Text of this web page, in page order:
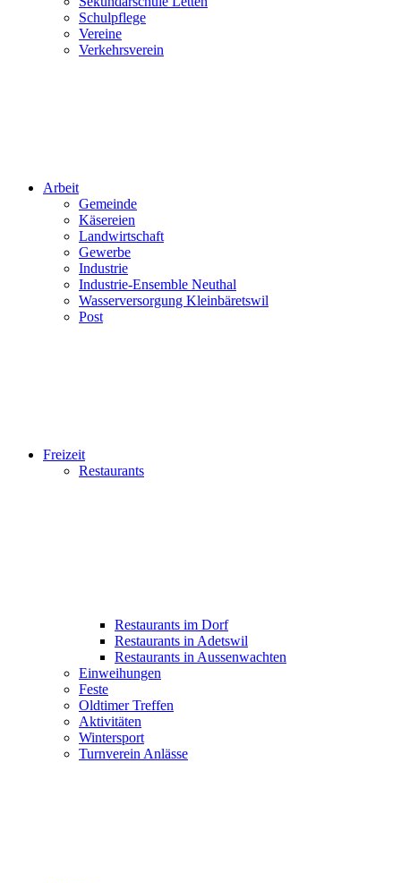
Schulpflege
Vereine
Verkehrsverein
Arbeit
Gemeinde
Käsereien
Landwirtschaft
Gewerbe
Industrie
Industrie-Ensemble Neuthal
Wasserversorgung Kleinbäretswil
Post
Freizeit
Restaurants
Restaurants im Dorf
Restaurants in Adetswil
Restaurants in Aussenwachten
Einweihungen
Feste
Oldtimer Treffen
Aktivitäten
Wintersport
Turnverein Anlässe